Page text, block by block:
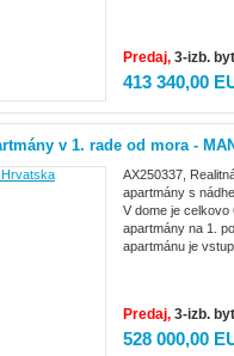
Predaj 3-izb.
413 340,00
v 1. rade od mora -
AX250337,
apartmány s
V dome je celkovo
apartmány na 1.
apartmánu je
Predaj 3-izb.
528 000,00